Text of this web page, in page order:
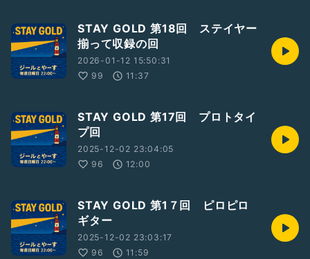
STAY GOLD 第18回 ステイヤー
揃って収録の回
2026-01-12 15:50:31
99
11:37
STAY GOLD 第17回 プロトタイ
プ回
2025-12-02 23:04:05
96
12:00
STAY GOLD 第1７回 ピロピロ
ギター
2025-12-02 23:03:17
96
11:59